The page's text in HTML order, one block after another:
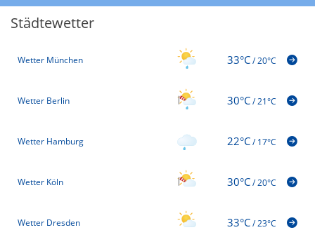
Städtewetter
Wetter München 33°C/20°C
Wetter Berlin 30°C/21°C
Wetter Hamburg 22°C/17°C
Wetter Köln 30°C/20°C
Wetter Dresden 33°C/23°C